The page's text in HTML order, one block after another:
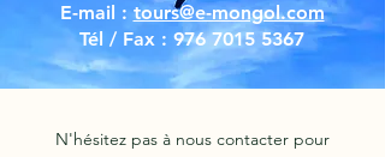
E-mail : tours@e-mongol.com
Tél / Fax : 976 7015 5367
N'hésitez pas à nous contacter pour